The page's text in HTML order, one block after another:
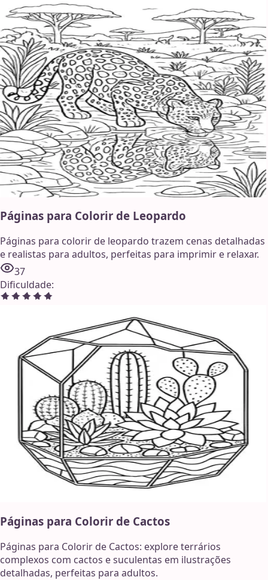
Páginas para Colorir de Leopardo
Páginas para colorir de leopardo trazem cenas detalhadas
e realistas para adultos, perfeitas para imprimir e relaxar.
37
Dificuldade:
Páginas para Colorir de Cactos
Páginas para Colorir de Cactos: explore terrários
complexos com cactos e suculentas em ilustrações
detalhadas, perfeitas para adultos.